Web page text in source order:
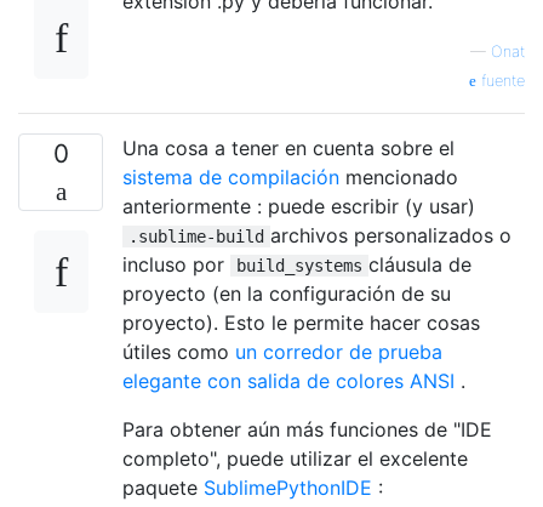
— Onat
fuente
0
Una cosa a tener en cuenta sobre el
sistema de compilación mencionado
anteriormente : puede escribir (y usar)
.sublime-build archivos personalizados o
incluso por
build_systems cláusula de
proyecto (en la configuración de su
proyecto). Esto le permite hacer cosas
útiles como un corredor de prueba
elegante con salida de colores ANSI .
Para obtener aún más funciones de "IDE
completo", puede utilizar el excelente
paquete SublimePythonIDE :